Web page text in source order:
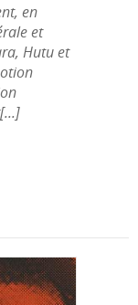
en
et
Hutu et